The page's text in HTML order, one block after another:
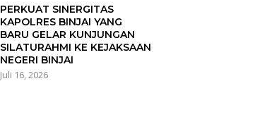
PERKUAT SINERGITAS
KAPOLRES BINJAI YANG
BARU GELAR KUNJUNGAN
SILATURAHMI KE KEJAKSAAN
NEGERI BINJAI
Juli 16, 2026